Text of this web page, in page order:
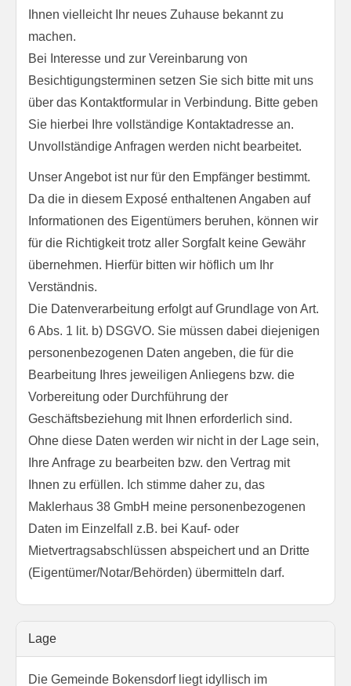
Ihnen vielleicht Ihr neues Zuhause bekannt zu
machen.
Bei Interesse und zur Vereinbarung von
Besichtigungsterminen setzen Sie sich bitte mit uns
über das Kontaktformular in Verbindung. Bitte geben
Sie hierbei Ihre vollständige Kontaktadresse an.
Unvollständige Anfragen werden nicht bearbeitet.
Unser Angebot ist nur für den Empfänger bestimmt.
Da die in diesem Exposé enthaltenen Angaben auf
Informationen des Eigentümers beruhen, können wir
für die Richtigkeit trotz aller Sorgfalt keine Gewähr
übernehmen. Hierfür bitten wir höflich um Ihr
Verständnis.
Die Datenverarbeitung erfolgt auf Grundlage von Art.
6 Abs. 1 lit. b) DSGVO. Sie müssen dabei diejenigen
personenbezogenen Daten angeben, die für die
Bearbeitung Ihres jeweiligen Anliegens bzw. die
Vorbereitung oder Durchführung der
Geschäftsbeziehung mit Ihnen erforderlich sind.
Ohne diese Daten werden wir nicht in der Lage sein,
Ihre Anfrage zu bearbeiten bzw. den Vertrag mit
Ihnen zu erfüllen. Ich stimme daher zu, das
Maklerhaus 38 GmbH meine personenbezogenen
Daten im Einzelfall z.B. bei Kauf- oder
Mietvertragsabschlüssen abspeichert und an Dritte
(Eigentümer/Notar/Behörden) übermitteln darf.
Lage
Die Gemeinde Bokensdorf liegt idyllisch im